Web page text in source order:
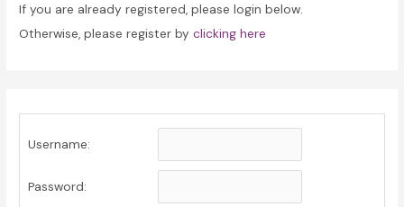
If you are already registered, please login below.
Otherwise, please register byclicking here
Username:
Password: